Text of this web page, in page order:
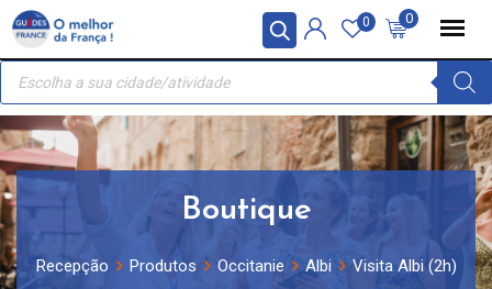
Painel de Gerenciamento de Cookies
Skip
content
0
0
Recherche
produits
Boutique
Recepção Produtos Occitanie Albi Visita Albi (2h)